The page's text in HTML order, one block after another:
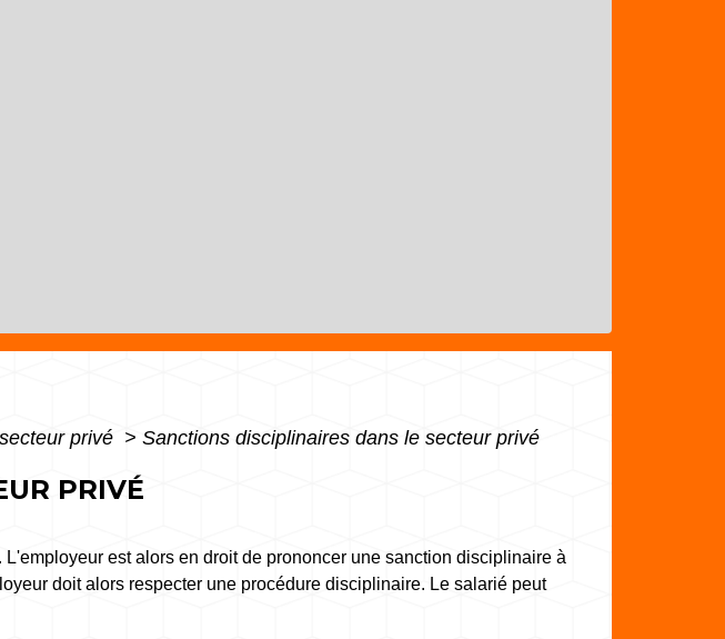
privé > Sanctions disciplinaires dans le secteur privé
PRIVÉ
est alors en droit de prononcer une sanction disciplinaire à
doit alors respecter une procédure disciplinaire. Le salarié peut